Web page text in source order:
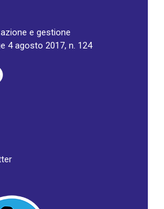
e gestione
4 agosto 2017, n. 124